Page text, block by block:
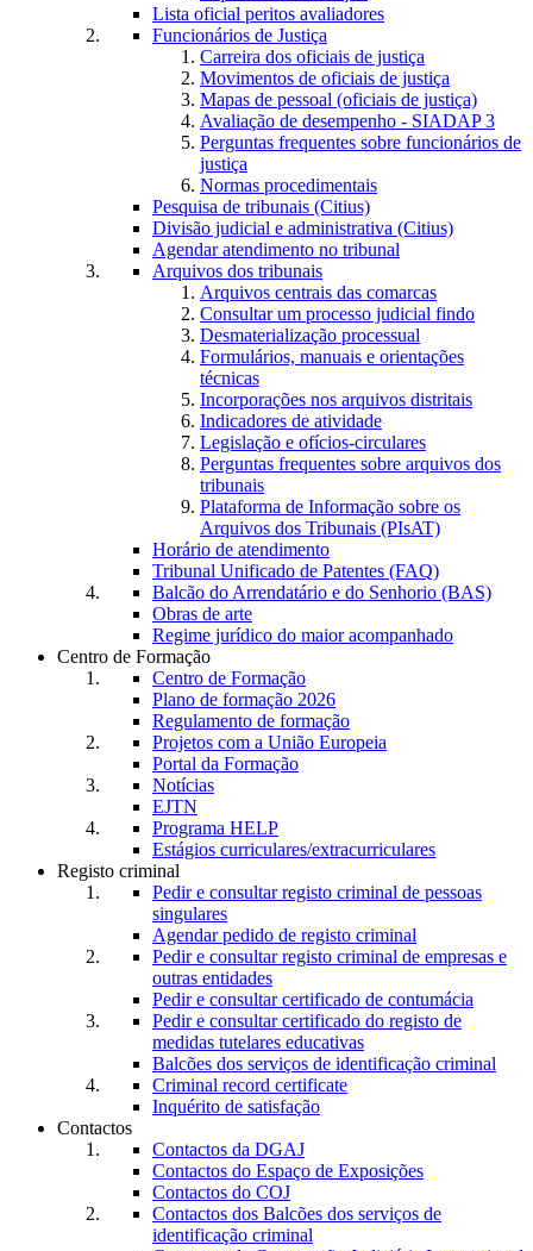
Lista oficial peritos avaliadores
Funcionários de Justiça
Carreira dos oficiais de justiça
Movimentos de oficiais de justiça
Mapas de pessoal (oficiais de justiça)
Avaliação de desempenho - SIADAP 3
Perguntas frequentes sobre funcionários de
justiça
Normas procedimentais
Pesquisa de tribunais (Citius)
Divisão judicial e administrativa (Citius)
Agendar atendimento no tribunal
Arquivos dos tribunais
Arquivos centrais das comarcas
Consultar um processo judicial findo
Desmaterialização processual
Formulários, manuais e orientações
técnicas
Incorporações nos arquivos distritais
Indicadores de atividade
Legislação e ofícios-circulares
Perguntas frequentes sobre arquivos dos
tribunais
Plataforma de Informação sobre os
Arquivos dos Tribunais (PIsAT)
Horário de atendimento
Tribunal Unificado de Patentes (FAQ)
Balcão do Arrendatário e do Senhorio (BAS)
Obras de arte
Regime jurídico do maior acompanhado
Centro de Formação
Centro de Formação
Plano de formação 2026
Regulamento de formação
Projetos com a União Europeia
Portal da Formação
Notícias
EJTN
Programa HELP
Estágios curriculares/extracurriculares
Registo criminal
Pedir e consultar registo criminal de pessoas
singulares
Agendar pedido de registo criminal
Pedir e consultar registo criminal de empresas e
outras entidades
Pedir e consultar certificado de contumácia
Pedir e consultar certificado do registo de
medidas tutelares educativas
Balcões dos serviços de identificação criminal
Criminal record certificate
Inquérito de satisfação
Contactos
Contactos da DGAJ
Contactos do Espaço de Exposições
Contactos do COJ
Contactos dos Balcões dos serviços de
identificação criminal